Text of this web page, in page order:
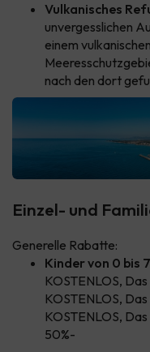
Vulkanisches
unvergesslichen
einem
nach den dort
Einzel- und
Generelle Rabatte:
Kinder von 0 bis
KOSTENLOS,
KOSTENLOS,
KOSTENLOS,
50%-